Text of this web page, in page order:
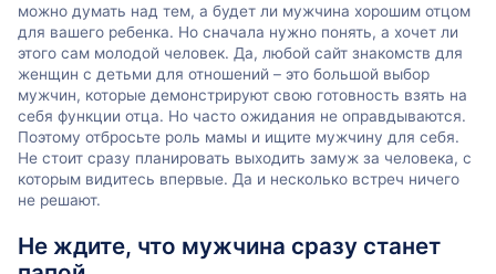
можно думать над тем, а будет ли мужчина хорошим отцом
для вашего ребенка. Но сначала нужно понять, а хочет ли
этого сам молодой человек. Да, любой сайт знакомств для
женщин с детьми для отношений – это большой выбор
мужчин, которые демонстрируют свою готовность взять на
себя функции отца. Но часто ожидания не оправдываются.
Поэтому отбросьте роль мамы и ищите мужчину для себя.
Не стоит сразу планировать выходить замуж за человека, с
которым видитесь впервые. Да и несколько встреч ничего
не решают.
Не ждите, что мужчина сразу станет